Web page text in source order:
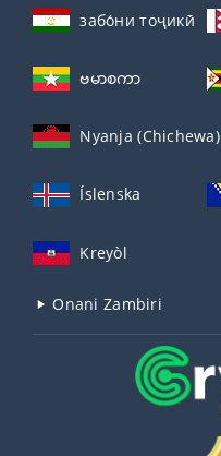
забо́ни тоҷикӣ́
ဗမာစကာ
Nyanja (Chichewa)
Íslenska
Kreyòl
Onani Zambiri